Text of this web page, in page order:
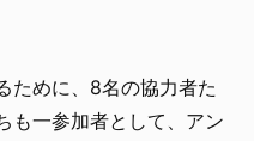
ために、8名の協力者た
も一参加者として、アン